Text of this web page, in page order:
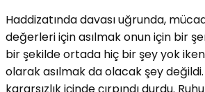
Haddizatında davası uğrunda,
değerleri için asılmak onun için bir
bir şekilde ortada hiç bir şey yok
olarak asılmak da olacak şey
kararsızlık içinde çırpındı durdu.